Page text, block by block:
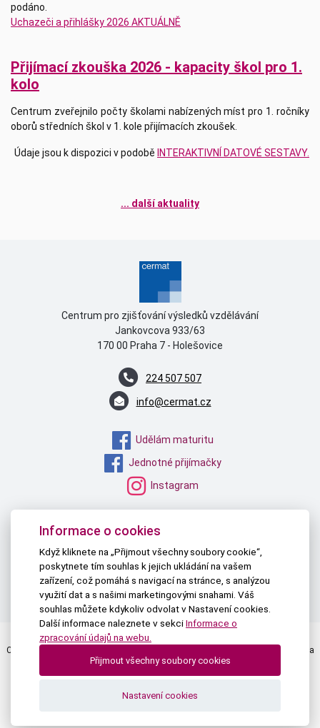
podáno.
Uchazeči a přihlášky 2026 AKTUÁLNĚ
Přijímací zkouška 2026 - kapacity škol pro 1.
kolo
Centrum zveřejnilo počty školami nabízených míst pro 1. ročníky
oborů středních škol v 1. kole přijímacích zkoušek.
Údaje jsou k dispozici v podobě INTERAKTIVNÍ DATOVÉ SESTAVY.
... další aktuality
Centrum pro zjišťování výsledků vzdělávání
Jankovcova 933/63
170 00 Praha 7 - Holešovice
224 507 507
info@cermat.cz
Udělám maturitu
Jednotné přijímačky
Instagram
MŠMT
NPI ČR
TAU
PŘIHLÁŠKY NA STŘEDNÍ
Centrum pro zjišťování výsledků vzdělávání | © 2026 Všechna práva vyhrazena
Textová verze|Mapa stránek|Prohlášení o přístupnosti
Informace o cookies
Když kliknete na „Přijmout všechny soubory cookie“,
poskytnete tím souhlas k jejich ukládání na vašem
zařízení, což pomáhá s navigací na stránce, s analýzou
využití dat a s našimi marketingovými snahami. Váš
souhlas můžete kdykoliv odvolat v Nastavení cookies.
Další informace naleznete v sekciInformace o
zpracování údajů na webu.
Přijmout všechny soubory cookies
Nastavení cookies